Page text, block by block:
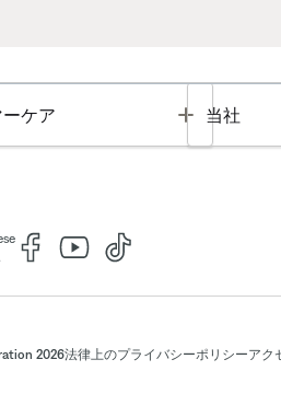
ケア Toggle
当社
2026法律上のプライバシーポリシーアク